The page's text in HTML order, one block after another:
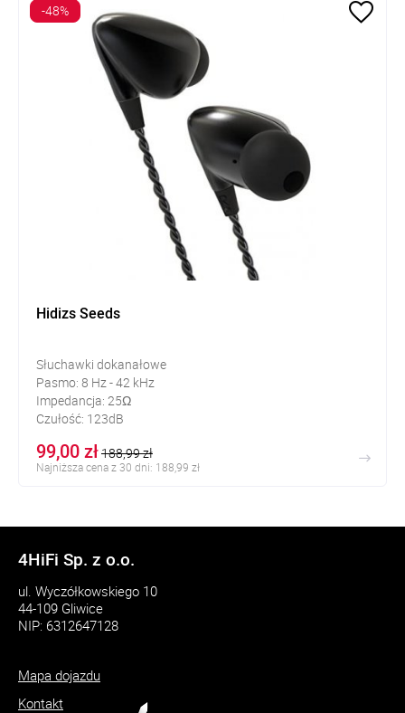
Hidizs Seeds
Słuchawki dokanałowe
Pasmo: 8 Hz - 42 kHz
Impedancja: 25Ω
Czułość: 123dB
99,00 zł188,99 zł
Najniższa cena z 30 dni: 188,99 zł
-48%
4HiFi Sp. z o.o.
ul. Wyczółkowskiego 10
44-109 Gliwice
NIP: 6312647128
Mapa dojazdu
Kontakt